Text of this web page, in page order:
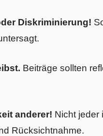
Diskriminierung!
Beiträge sollten
anderer! Nicht jeder
Rücksichtnahme.